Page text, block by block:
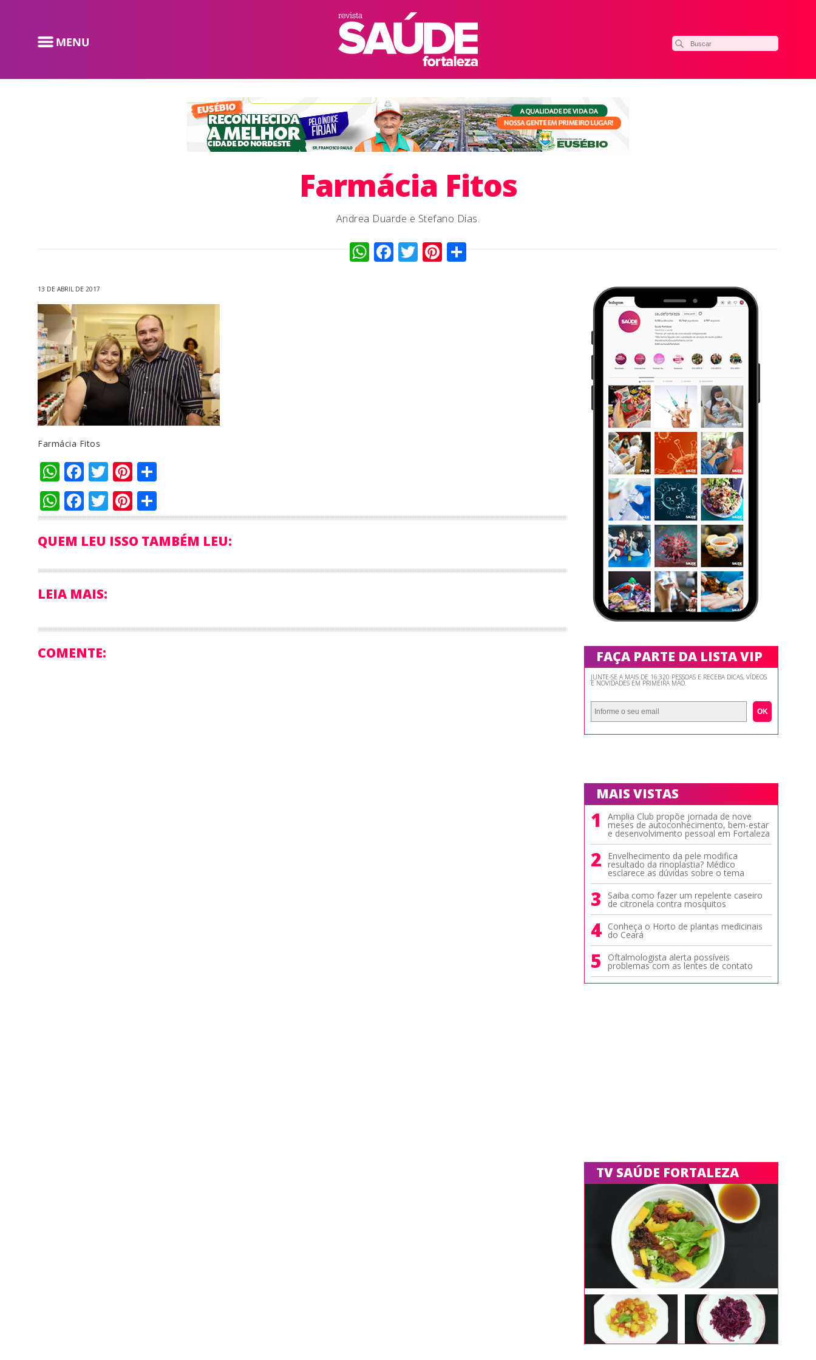
Farmácia Fitos
Andrea Duarde e Stefano Dias.
WhatsApp
Facebook
TwitterPinterest
13 DE ABRIL DE 2017
Farmácia Fitos
WhatsApp
Facebook
TwitterPinterest
WhatsApp
Facebook
TwitterPinterest
QUEM LEU ISSO TAMBÉM LEU:
LEIA MAIS:
COMENTE: FAÇA PARTE DA LISTA VIP
JUNTE-SE A MAIS DE 16.320 PESSOAS E RECEBA DICAS, VÍDEOS
E NOVIDADES EM PRIMEIRA MÃO.
OK
MAIS VISTAS
1 Amplia Club propõe jornada de nove
meses de autoconhecimento, bem-estar
e desenvolvimento pessoal em Fortaleza
2 Envelhecimento da pele modifica
resultado da rinoplastia? Médico
esclarece as dúvidas sobre o tema
3 Saiba como fazer um repelente caseiro
de citronela contra mosquitos
4 Conheça o Horto de plantas medicinais
do Ceará
5 Oftalmologista alerta possíveis
problemas com as lentes de contato
TV SAÚDE FORTALEZA